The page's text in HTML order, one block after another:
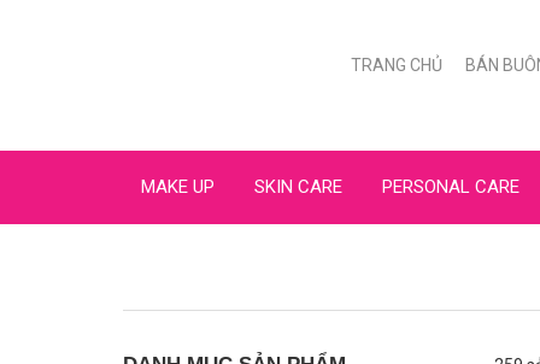
TRANG CHỦ BÁN
MAKE UP SKIN CARE PERSONAL CARE